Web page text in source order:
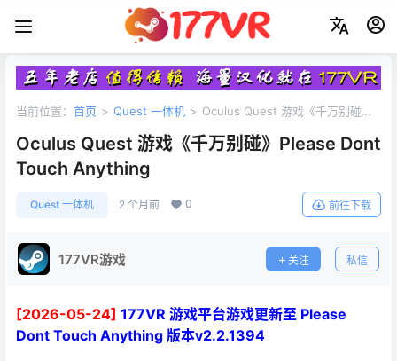
当前位置： 首页 > Quest 一体机 > Oculus Quest 游戏《千万别碰》
Oculus Quest 游戏《千万别碰》Please Dont
Touch Anything
Quest 一体机 2 个月前 0 前往下载
177VR游戏 关注 私信
[2026-05-24] 177VR 游戏平台游戏更新至 Please
Dont Touch Anything 版本v2.2.1394